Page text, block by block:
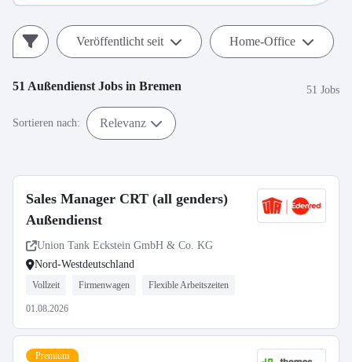
Veröffentlicht seit Home-Office
51 Außendienst Jobs in Bremen 51 Jobs
Sortieren nach: Relevanz
Sales Manager CRT (all genders)
Außendienst
Union Tank Eckstein GmbH & Co. KG
Nord-Westdeutschland
Vollzeit Firmenwagen Flexible Arbeitszeiten
01.08.2026
Premium